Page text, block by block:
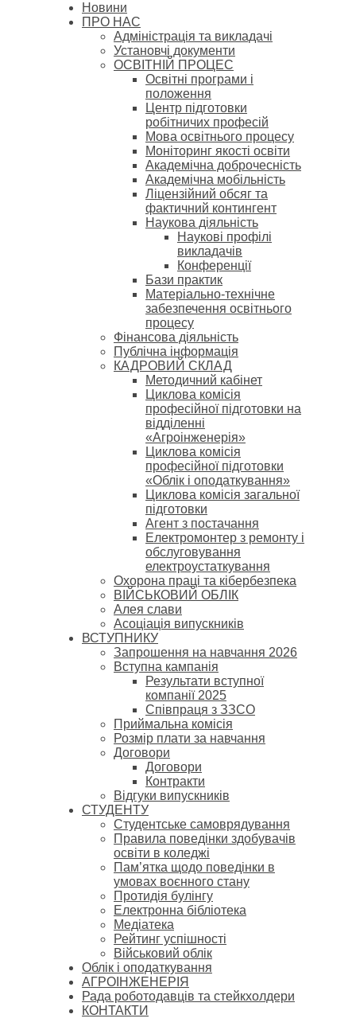
Новини
ПРО НАС
Адміністрація та викладачі
Установчі документи
ОСВІТНІЙ ПРОЦЕС
Освітні програми і
положення
Центр підготовки
робітничих професій
Мова освітнього процесу
Моніторинг якості освіти
Академічна доброчесність
Академічна мобільність
Ліцензійний обсяг та
фактичний контингент
Наукова діяльність
Наукові профілі
викладачів
Конференції
Бази практик
Матеріально-технічне
забезпечення освітнього
процесу
Фінансова діяльність
Публічна інформація
КАДРОВИЙ СКЛАД
Методичний кабінет
Циклова комісія
професійної підготовки на
відділенні
«Агроінженерія»
Циклова комісія
професійної підготовки
«Облік і оподаткування»
Циклова комісія загальної
підготовки
Агент з постачання
Електромонтер з ремонту і
обслуговування
електроустаткування
Охорона праці та кібербезпека
ВІЙСЬКОВИЙ ОБЛІК
Алея слави
Асоціація випускників
ВСТУПНИКУ
Запрошення на навчання 2026
Вступна кампанія
Результати вступної
компанії 2025
Співпраця з ЗЗСО
Приймальна комісія
Розмір плати за навчання
Договори
Договори
Контракти
Відгуки випускників
СТУДЕНТУ
Cтудентське самоврядування
Правила поведінки здобувачів
освіти в коледжі
Пам’ятка щодо поведінки в
умовах воєнного стану
Протидія булінгу
Електронна бібліотека
Медіатека
Рейтинг успішності
Військовий облік
Облік і оподаткування
АГРОІНЖЕНЕРІЯ
Рада роботодавців та стейкхолдери
КОНТАКТИ